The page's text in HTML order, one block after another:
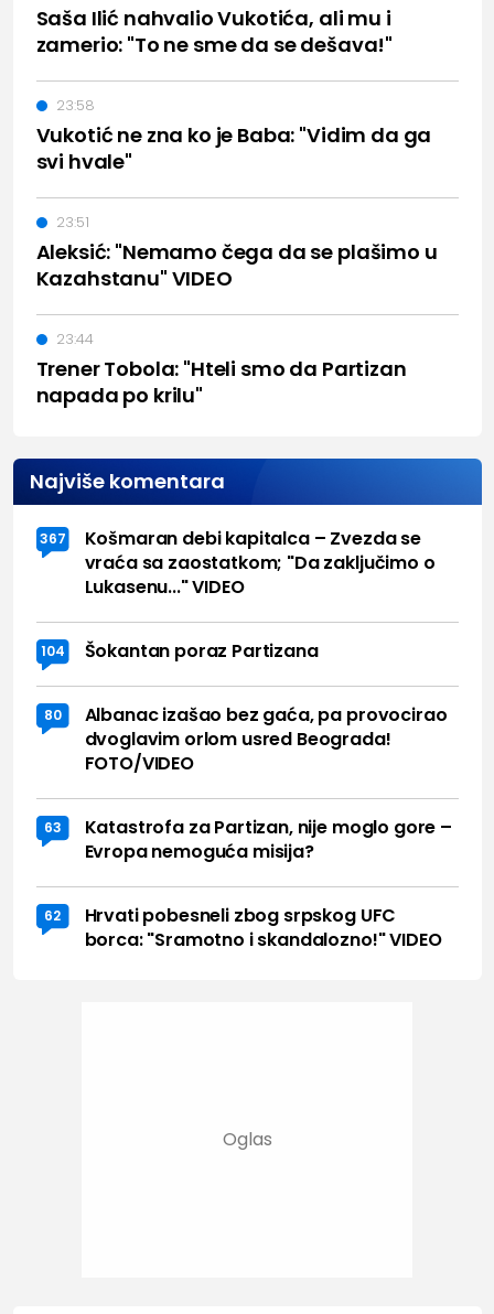
Saša Ilić nahvalio Vukotića, ali mu i
zamerio: "To ne sme da se dešava!"
Vukotić ne zna ko je Baba: "Vidim da ga
svi hvale"
23:58
Aleksić: "Nemamo čega da se plašimo u
Kazahstanu" VIDEO
23:51
Trener Tobola: "Hteli smo da Partizan
napada po krilu"
23:44
Najviše komentara
367
Košmaran debi kapitalca – Zvezda se
vraća sa zaostatkom; "Da zaključimo o
Lukasenu..." VIDEO
104 Šokantan poraz Partizana
80
Albanac izašao bez gaća, pa provocirao
dvoglavim orlom usred Beograda!
FOTO/VIDEO
63
Katastrofa za Partizan, nije moglo gore –
Evropa nemoguća misija?
62
Hrvati pobesneli zbog srpskog UFC
borca: "Sramotno i skandalozno!" VIDEO